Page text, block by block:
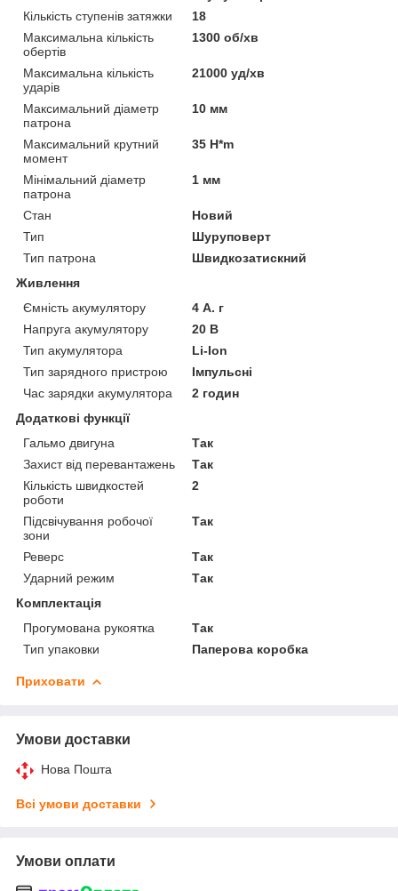
Кількість ступенів затяжки
18
Максимальна кількість
обертів
1300 об/хв
Максимальна кількість
ударів
21000 уд/хв
Максимальний діаметр
патрона
10 мм
Максимальний крутний
момент
35 H*m
Мінімальний діаметр
патрона
1 мм
Стан
Новий
Тип
Шуруповерт
Тип патрона
Швидкозатискний
Живлення
Ємність акумулятору
4 А. г
Напруга акумулятору
20 В
Тип акумулятора
Li-Ion
Тип зарядного пристрою
Імпульсні
Час зарядки акумулятора
2 годин
Додаткові функції
Гальмо двигуна
Так
Захист від перевантажень
Так
Кількість швидкостей
роботи
2
Підсвічування робочої
зони
Так
Реверс
Так
Ударний режим
Так
Комплектація
Прогумована рукоятка
Так
Тип упаковки
Паперова коробка
Приховати
Умови доставки
Нова Пошта
Всі умови доставки
Умови оплати